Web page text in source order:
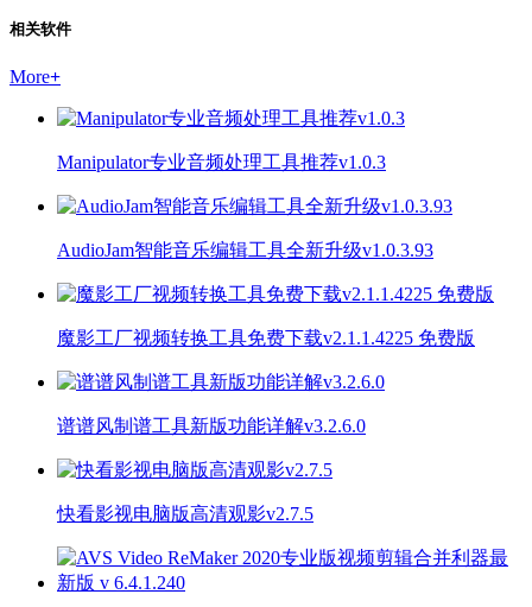
相关软件
More+
Manipulator专业音频处理工具推荐v1.0.3
AudioJam智能音乐编辑工具全新升级v1.0.3.93
魔影工厂视频转换工具免费下载v2.1.1.4225 免费版
谱谱风制谱工具新版功能详解v3.2.6.0
快看影视电脑版高清观影v2.7.5